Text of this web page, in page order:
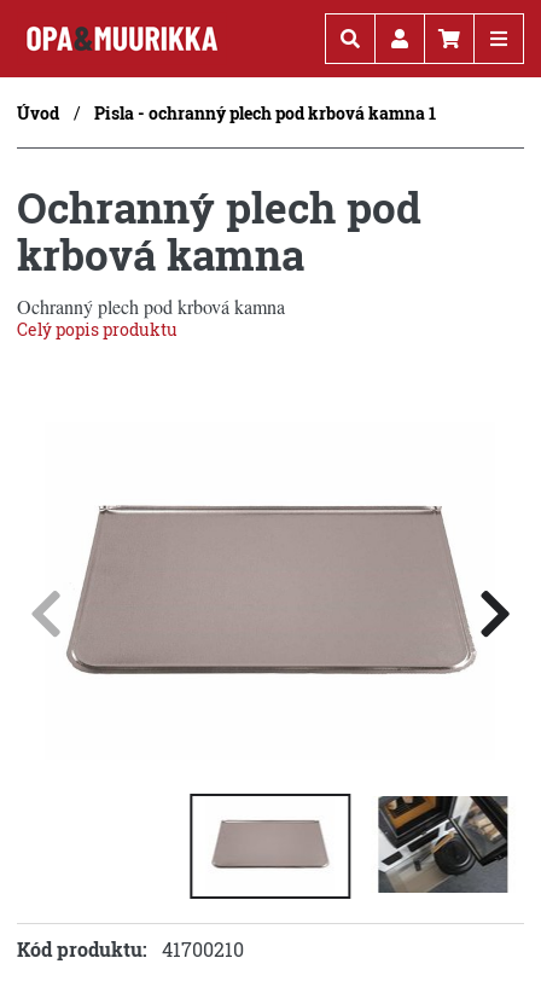
Úvod Pisla - ochranný plech pod krbová kamna 1
Ochranný plech pod
krbová kamna
Ochranný plech pod krbová kamna
Celý popis produktu
Kód produktu: 41700210